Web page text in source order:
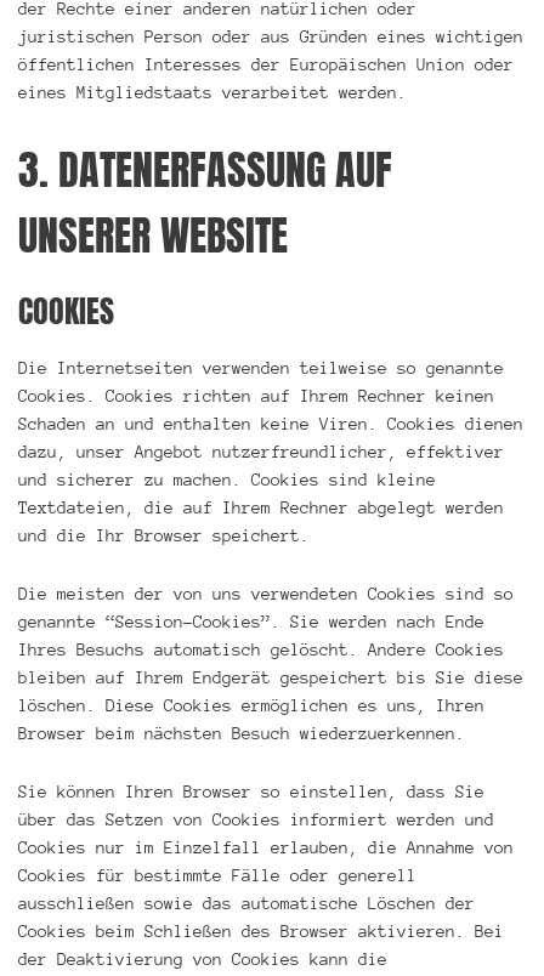
der Rechte einer anderen natürlichen oder
juristischen Person oder aus Gründen eines wichtigen
öffentlichen Interesses der Europäischen Union oder
eines Mitgliedstaats verarbeitet werden.
3. DATENERFASSUNG AUF
UNSERER WEBSITE
COOKIES
Die Internetseiten verwenden teilweise so genannte
Cookies. Cookies richten auf Ihrem Rechner keinen
Schaden an und enthalten keine Viren. Cookies dienen
dazu, unser Angebot nutzerfreundlicher, effektiver
und sicherer zu machen. Cookies sind kleine
Textdateien, die auf Ihrem Rechner abgelegt werden
und die Ihr Browser speichert.
Die meisten der von uns verwendeten Cookies sind so
genannte “Session-Cookies”. Sie werden nach Ende
Ihres Besuchs automatisch gelöscht. Andere Cookies
bleiben auf Ihrem Endgerät gespeichert bis Sie diese
löschen. Diese Cookies ermöglichen es uns, Ihren
Browser beim nächsten Besuch wiederzuerkennen.
Sie können Ihren Browser so einstellen, dass Sie
über das Setzen von Cookies informiert werden und
Cookies nur im Einzelfall erlauben, die Annahme von
Cookies für bestimmte Fälle oder generell
ausschließen sowie das automatische Löschen der
Cookies beim Schließen des Browser aktivieren. Bei
der Deaktivierung von Cookies kann die